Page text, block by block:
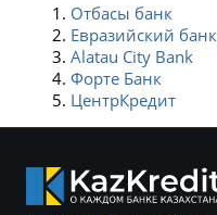
Отбасы банк
Евразийский банк
Alatau City Bank
Форте Банк
ЦентрКредит